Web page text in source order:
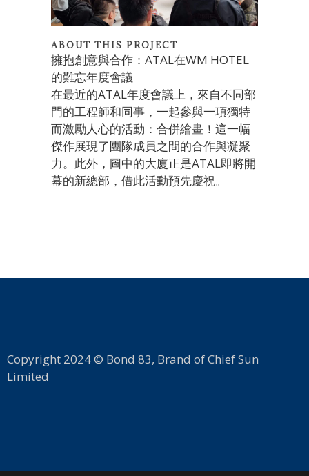
ABOUT THIS PROJECT
擁抱創意與合作：ATAL在WM HOTEL
的難忘年度會議
在最近的ATAL年度會議上，來自不同部
門的工程師和同事，一起參與一項獨特
而激勵人心的活動：合併繪畫！這一幅
傑作展現了團隊成員之間的合作與凝聚
力。此外，圖中的大廈正是ATAL即將開
幕的新總部，借此活動預先慶祝。
Copyright 2024 © Bond 83, Brand of Chief Sun
Limited